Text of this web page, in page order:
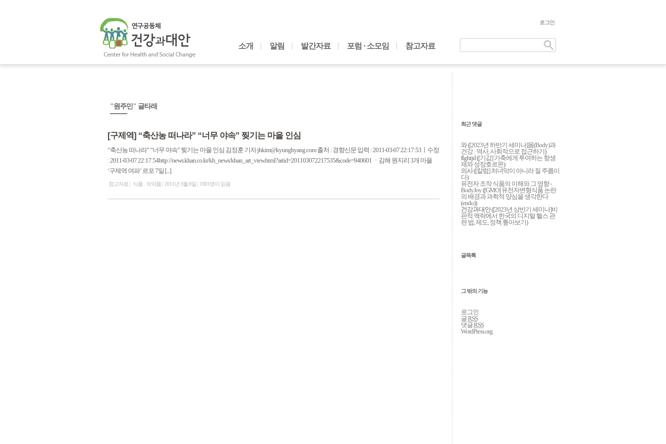
소개 알림 발간자료 포럼 · 소모임 참고자료
로그인
"원주민" 글타래
[구제역] “축산농 떠나라” “너무 야속” 찢기는 마을 인심
“축산농 떠나라” “너무 야속” 찢기는 마을 인심 김정훈 기자 jhkim@kyunghyang.com 출처 : 경향신문 입력 : 2011-03-07 22:17:53ㅣ수정
: 2011-03-07 22:17:54http://news.khan.co.kr/kh_news/khan_art_view.html?artid=201103072217535&code=940601 ㆍ김해 원지리 3개 마을
‘구제역 여파’ 르포 7일 [...]
참고자료 식품 · 의약품 2011년 3월 8일 1901명이 읽음
최근 댓글
와 ([2023년 하반기 세미나]몸(Body)과
건강 : 역사, 사회적으로 접근하기)
flghtjd ([기감] 가축에게 투여하는 항생
제와 성장호르몬)
의사 ([칼럼] 처녀막이 아니라 질 주름이
다)
유전자 조작 식품의 이해와 그 영향 -
BodyJoy([GMO] 유전자변형식품 논란
의 배경과 과학적 양심을 생각한다
(endo))
건강과대안 ([2023년 상반기 세미나]비
판적 맥락에서 한국의 디지털 헬스 관
련 법, 제도, 정책 톺아보기)
글목록
그 밖의 기능
로그인
글RSS
댓글RSS
WordPress.org